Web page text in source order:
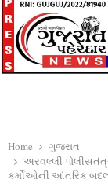
Home
ગુજરાત
અરવલ્લી
કર્મીઓની આંતરિક બદલી